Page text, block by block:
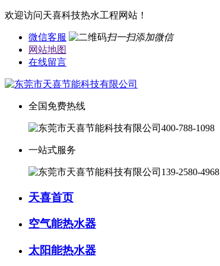
欢迎访问天喜科技热水工程网站！
微信客服
扫一扫添加微信
网站地图
在线留言
全国免费热线
400-788-1098
一站式服务
139-2580-4968
天喜首页
空气能热水器
太阳能热水器